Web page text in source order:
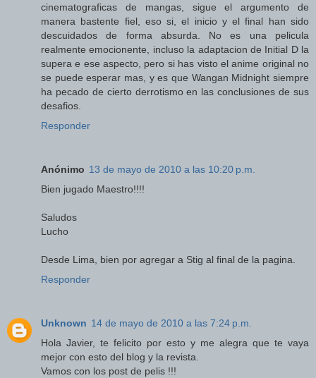
cinematograficas de mangas, sigue el argumento de
manera bastente fiel, eso si, el inicio y el final han sido
descuidados de forma absurda. No es una pelicula
realmente emocionente, incluso la adaptacion de Initial D la
supera e ese aspecto, pero si has visto el anime original no
se puede esperar mas, y es que Wangan Midnight siempre
ha pecado de cierto derrotismo en las conclusiones de sus
desafios.
Responder
Anónimo 13 de mayo de 2010 a las 10:20 p.m.
Bien jugado Maestro!!!!
Saludos
Lucho
Desde Lima, bien por agregar a Stig al final de la pagina.
Responder
Unknown 14 de mayo de 2010 a las 7:24 p.m.
Hola Javier, te felicito por esto y me alegra que te vaya
mejor con esto del blog y la revista.
Vamos con los post de pelis !!!